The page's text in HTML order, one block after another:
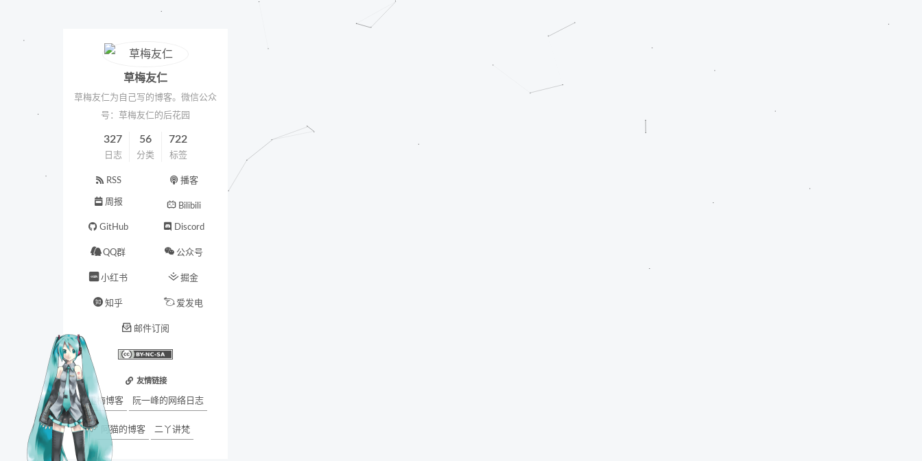
草梅友仁
草梅友仁为自己写的博客。微信公众
号：草梅友仁的后花园
327
日志
56
分类
722
标签
RSS 播客
周报 Bilibili
GitHub Discord
QQ群 公众号
小红书 掘金
知乎 爱发电
邮件订阅
友情链接
墨梅博客 阮一峰的网络日志
阿猫的博客 二丫讲梵